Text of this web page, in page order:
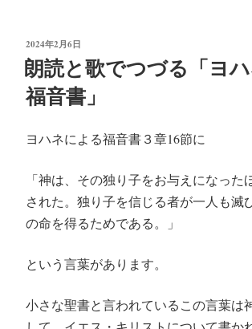
投
稿
日:
2024年2月6日
朗読と歌でつづる「ヨ
福音書」
ヨハネによる福音書３章16節に
「神は、その独り子をお与えになった
された。独り子を信じる者が一人も滅
の命を得るためである。」
という言葉があります。
小さな聖書と言われているこの言葉は